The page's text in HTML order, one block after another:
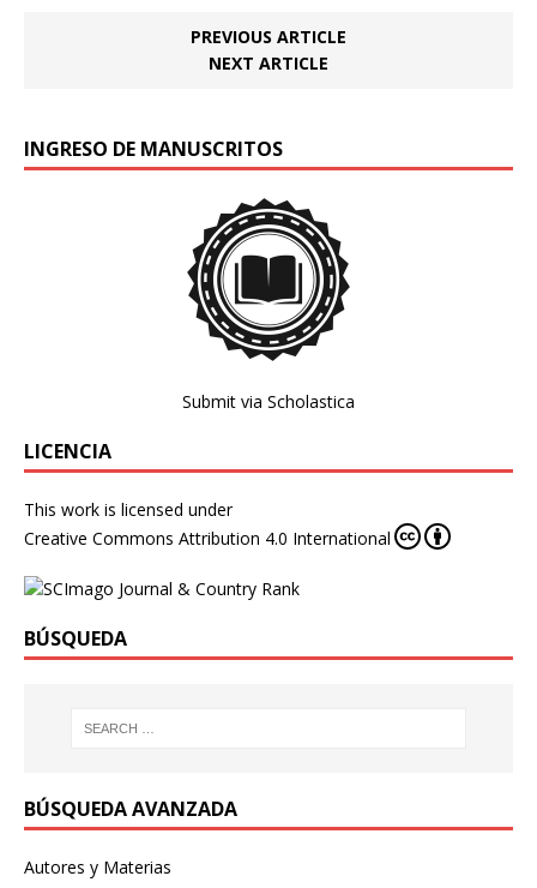
PREVIOUS ARTICLE
NEXT ARTICLE
INGRESO DE MANUSCRITOS
Submit via Scholastica
LICENCIA
This work is licensed under
Creative Commons Attribution 4.0 International
BÚSQUEDA
BÚSQUEDA AVANZADA
Autores y Materias